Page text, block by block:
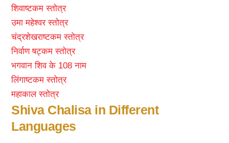
शिवाष्टकम स्तोत्र
उमा महेश्वर स्तोत्र
चंद्रशेखराष्टकम स्तोत्र
निर्वाण षट्कम स्तोत्र
भगवान शिव के 108 नाम
लिंगाष्टकम स्तोत्र
महाकाल स्तोत्र
Shiva Chalisa in Different
Languages